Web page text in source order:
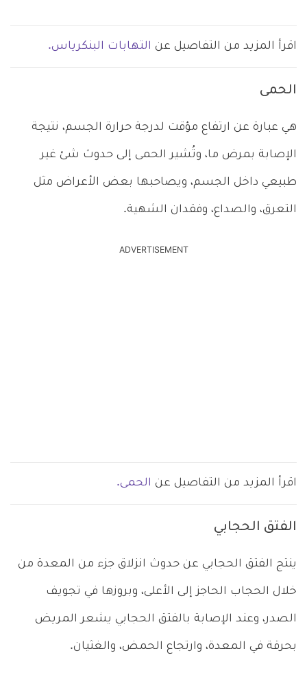
اقرأ المزيد من التفاصيل عن التهابات البنكرياس.
الحمى
هي عبارة عن ارتفاع مؤقت لدرجة حرارة الجسم، نتيجة
الإصابة بمرض ما، وتُشير الحمى إلى حدوث شئ غير
طبيعي داخل الجسم، ويصاحبها بعض الأعراض مثل
التعرق، والصداع، وفقدان الشهية.
ADVERTISEMENT
اقرأ المزيد من التفاصيل عن الحمى.
الفتق الحجابي
ينتج الفتق الحجابي عن حدوث انزلاق جزء من المعدة من
خلال الحجاب الحاجز إلى الأعلى، وبروزها في تجويف
الصدر، وعند الإصابة بالفتق الحجابي يشعر المريض
بحرقة في المعدة، وارتجاع الحمض، والغثيان.